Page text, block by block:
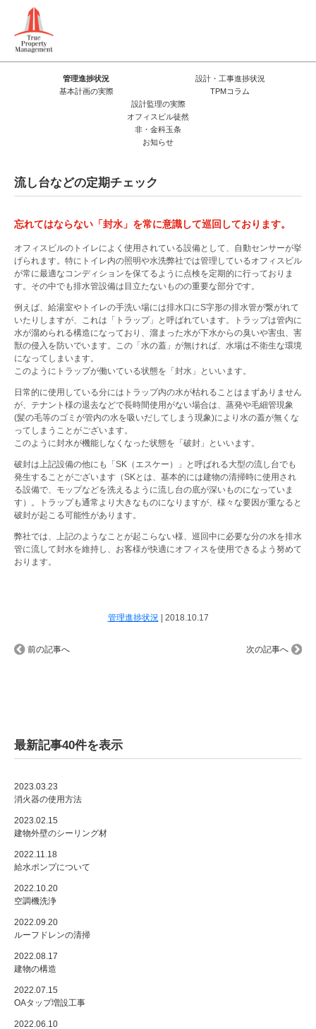
管理進捗状況
設計・工事進捗状況
基本計画の実際
TPMコラム
設計監理の実際
オフィスビル徒然
非・金科玉条
お知らせ
流し台などの定期チェック
忘れてはならない「封水」を常に意識して巡回しております。
オフィスビルのトイレによく使用されている設備として、自動センサーが挙
げられます。特にトイレ内の照明や水洗弊社では管理しているオフィスビル
が常に最適なコンディションを保てるように点検を定期的に行っておりま
す。その中でも排水管設備は目立たないものの重要な部分です。
例えば、給湯室やトイレの手洗い場には排水口にS字形の排水管が繋がれて
いたりしますが、これは「トラップ」と呼ばれています。トラップは管内に
水が溜められる構造になっており、溜まった水が下水からの臭いや害虫、害
獣の侵入を防いでいます。この「水の蓋」が無ければ、水場は不衛生な環境
になってしまいます。
このようにトラップが働いている状態を「封水」といいます。
日常的に使用している分にはトラップ内の水が枯れることはまずありません
が、テナント様の退去などで長時間使用がない場合は、蒸発や毛細管現象
(髪の毛等のゴミが管内の水を吸いだしてしまう現象)により水の蓋が無くな
ってしまうことがございます。
このように封水が機能しなくなった状態を「破封」といいます。
破封は上記設備の他にも「SK（エスケー）」と呼ばれる大型の流し台でも
発生することがございます（SKとは、基本的には建物の清掃時に使用され
る設備で、モップなどを洗えるように流し台の底が深いものになっていま
す）。トラップも通常より大きなものになりますが、様々な要因が重なると
破封が起こる可能性があります。
弊社では、上記のようなことが起こらない様、巡回中に必要な分の水を排水
管に流して封水を維持し、お客様が快適にオフィスを使用できるよう努めて
おります。
前の記事へ
管理進捗状況| 2018.10.17
次の記事へ
最新記事40件を表示
2023.03.23
消火器の使用方法
2023.02.15
建物外壁のシーリング材
2022.11.18
給水ポンプについて
2022.10.20
空調機洗浄
2022.09.20
ルーフドレンの清掃
2022.08.17
建物の構造
2022.07.15
OAタップ増設工事
2022.06.10